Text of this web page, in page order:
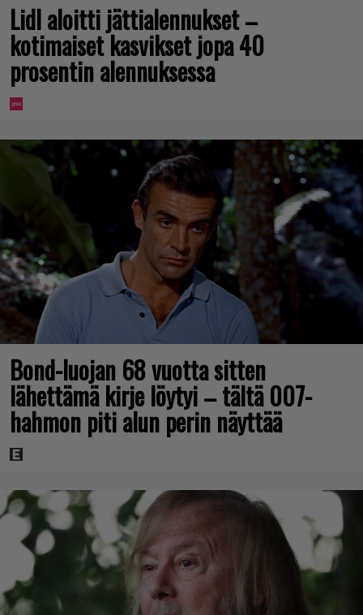
Lidl aloitti jättialennukset –
kotimaiset kasvikset jopa 40
prosentin alennuksessa
Bond-luojan 68 vuotta sitten
lähettämä kirje löytyi – tältä 007-
hahmon piti alun perin näyttää